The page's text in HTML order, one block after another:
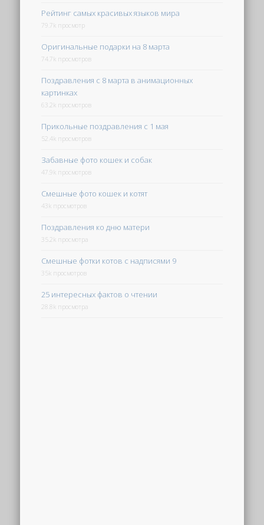
Рейтинг самых красивых языков мира
79.7k просмотр
Оригинальные подарки на 8 марта
74.7k просмотров
Поздравления с 8 марта в анимационных
картинках
63.2k просмотров
Прикольные поздравления с 1 мая
52.4k просмотров
Забавные фото кошек и собак
47.9k просмотров
Смешные фото кошек и котят
43k просмотров
Поздравления ко дню матери
35.2k просмотра
Смешные фотки котов с надписями 9
35k просмотров
25 интересных фактов о чтении
28.8k просмотра